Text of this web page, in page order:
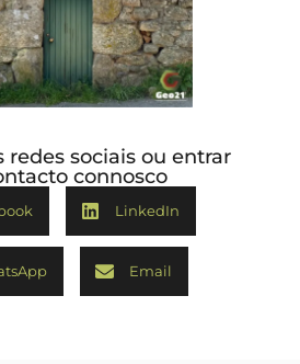
redes sociais ou entrar
connosco
LinkedIn
Email